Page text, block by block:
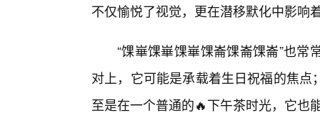
不仅愉悦了视觉，更在潜移默化中影响
“馃崋馃崋馃崋馃崙馃崙馃崙”也
对上，它可能是承载着生日祝福的焦
至是在一个普通的🔥下午茶时光，它也